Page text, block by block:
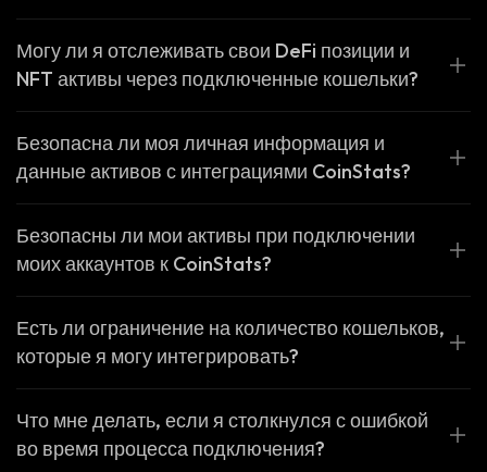
Могу ли я отслеживать свои DeFi позиции и
NFT активы через подключенные кошельки?
Безопасна ли моя личная информация и
данные активов с интеграциями CoinStats?
Безопасны ли мои активы при подключении
моих аккаунтов к CoinStats?
Есть ли ограничение на количество кошельков,
которые я могу интегрировать?
Что мне делать, если я столкнулся с ошибкой
во время процесса подключения?